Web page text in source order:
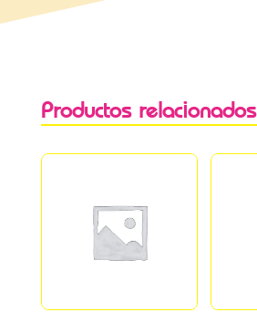
Productos relacionados